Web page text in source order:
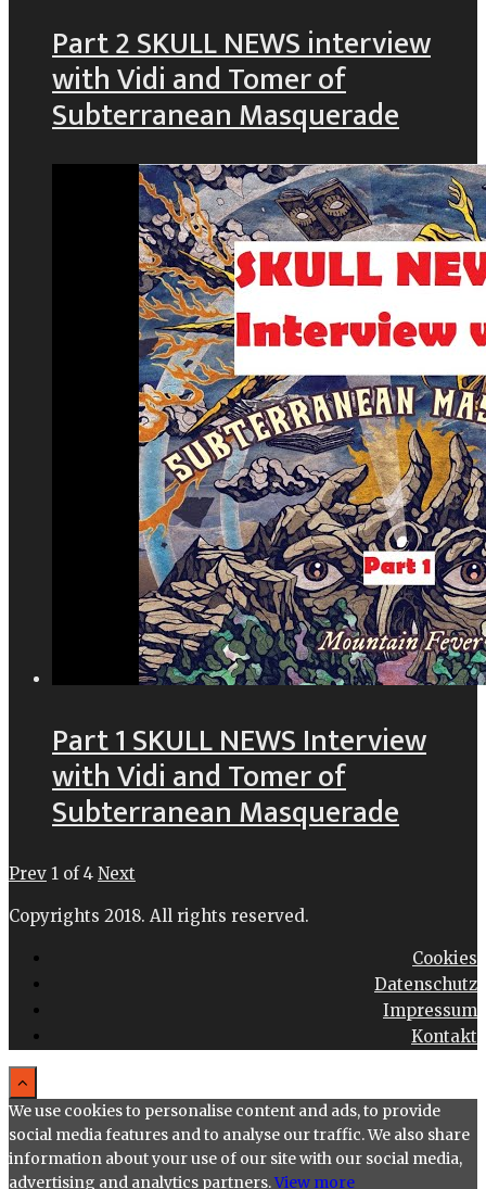
Part 2 SKULL NEWS interview
with Vidi and Tomer of
Subterranean Masquerade
Part 1 SKULL NEWS Interview
with Vidi and Tomer of
Subterranean Masquerade
Prev 1 of 4 Next
Copyrights 2018. All rights reserved.
Cookies
Datenschutz
Impressum
Kontakt
We use cookies to personalise content and ads, to provide
social media features and to analyse our traffic. We also share
information about your use of our site with our social media,
advertising and analytics partners.View more